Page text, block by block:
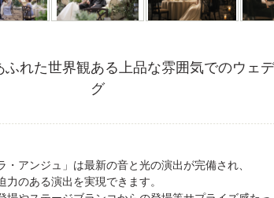
ふれた世界観ある上品な雰囲気でのウェ
グ
・アンジュ」は最新の音と光の演出が完備され、
力のある演出を実現できます。